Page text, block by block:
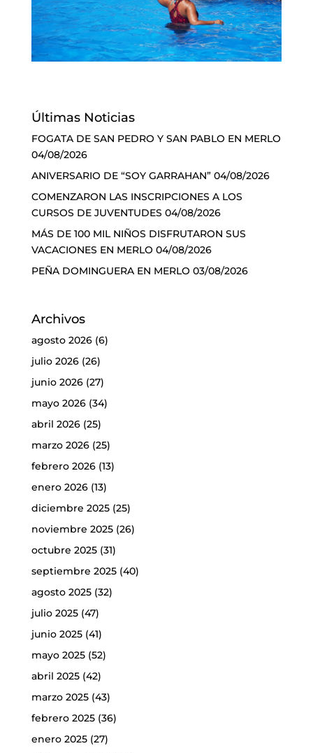
Últimas Noticias
FOGATA DE SAN PEDRO Y SAN PABLO EN MERLO
04/08/2026
ANIVERSARIO DE “SOY GARRAHAN” 04/08/2026
COMENZARON LAS INSCRIPCIONES A LOS
CURSOS DE JUVENTUDES 04/08/2026
MÁS DE 100 MIL NIÑOS DISFRUTARON SUS
VACACIONES EN MERLO 04/08/2026
PEÑA DOMINGUERA EN MERLO 03/08/2026
Archivos
agosto 2026(6)
julio 2026(26)
junio 2026(27)
mayo 2026(34)
abril 2026(25)
marzo 2026(25)
febrero 2026(13)
enero 2026(13)
diciembre 2025(25)
noviembre 2025(26)
octubre 2025(31)
septiembre 2025(40)
agosto 2025(32)
julio 2025(47)
junio 2025(41)
mayo 2025(52)
abril 2025(42)
marzo 2025(43)
febrero 2025(36)
enero 2025(27)